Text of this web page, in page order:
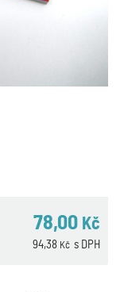
78,00 Kč
s DPH
94,38 Kč